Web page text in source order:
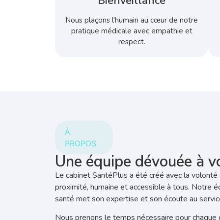
Nous plaçons l'humain au cœur de notre
pratique médicale avec empathie et
respect.
À
PROPOS
Une équipe dévouée à
Le cabinet SantéPlus a été créé avec la volonté
proximité, humaine et accessible à tous. Notre
santé met son expertise et son écoute au
Nous prenons le temps nécessaire pour